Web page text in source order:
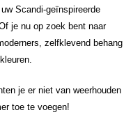
Scandi-geïnspireerde
je nu op zoek bent naar
zelfklevend behang
je er niet van weerhouden
toe te voegen!